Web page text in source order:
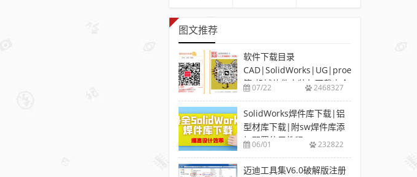
图文推荐
软件下载目录
CAD|SolidWorks|UG|proe
等-机械软件安装包下载大全
07/22 2468327
SolidWorks焊件库下载|铝
型材库下载|附sw焊件库添
加配置使用教程
06/01 232822
迈迪工具集V6.0破解版注册